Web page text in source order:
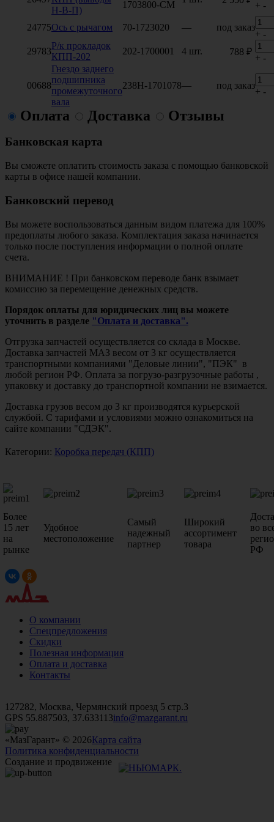
Н-В-П)
1703800-СМ + -
24775Ось с рычагом 70-1723020 — под заказ
+ -
29783
Р/к прокладок
КПП-202
202-1700001 4 шт. 788 ₽
+ -
00688
Гнездо заднего
подшипника
промежуточного
вала
238Н-1701078— под заказ
+ -
Оплата Доставка Отзывы
Банковская карта
Вы сможете оплатить стоимость заказа с помощью банковской
карты в офисе нашей компании.
Банковский перевод
Вы можете воспользоваться данным видом платежа для 100%
предоплаты любого заказа. Комплектация заказа начинается
только после поступления информации о полной оплате
счета.
ВНИМАНИЕ ! При банковском переводе банк взымает
комиссию за перемещение денежных средств.
Порядок оплаты для юридических лиц вы можете
уточнить в разделе "Оплата и доставка".
Отгрузка запчастей осуществляется со склада в Москве.
Доставка запчастей МАЗ весом от 3 кг осуществляется
транспортными компаниями "Деловые линии", "ПЭК" в
любой регион РФ. Оплата за погрузо-разгрузочные работы ,
упаковку и доставку до транспортной компании не взимается.
Доставка грузов весом до 3 кг производятся курьерской
службой. С тарифами и условиями можно ознакомиться на
сайте компании "СДЭК".
Категории: Коробка передач (КПП)
Более
15 лет
на
рынке
Удобное
местоположение
Самый
надежный
партнер
Широкий
ассортимент
товара
во
РФ
О компании
Спецпредложения
Скидки
Полезная информация
Оплата и доставка
Контакты
127282, Москва, Чермянский проезд 5 стр.3
GPS 55.887503, 37.633113info@mazgarant.ru
«МазГарант» © 2026Карта сайта
Политика конфиденциальности
Создание и продвижение